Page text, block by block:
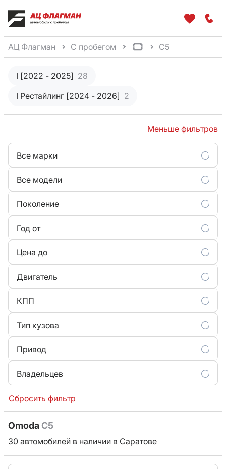
АЦ Флагман С пробегом C5
I [2022 - 2025] 28
I Рестайлинг [2024 - 2026] 2
Меньше фильтров
Все марки
Все модели
Поколение
Год от
Цена до
Двигатель
КПП
Тип кузова
Привод
Владельцев
Сбросить фильтр
Omoda C5
30 автомобилей в наличии в Саратове